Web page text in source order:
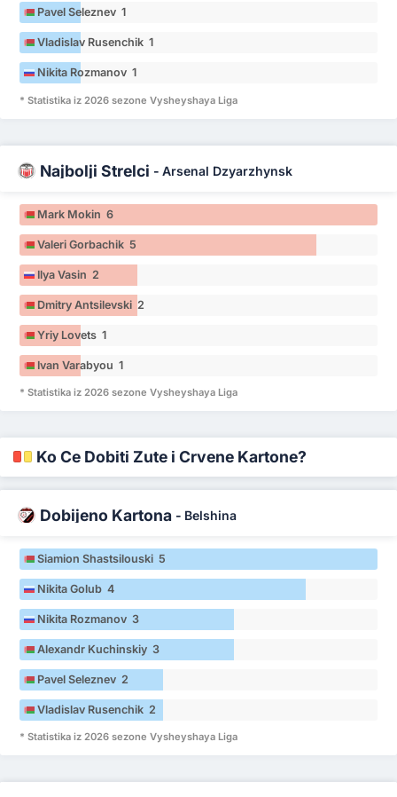
Pavel Seleznev 1
Vladislav Rusenchik 1
Nikita Rozmanov 1
* Statistika iz 2026 sezone Vysheyshaya Liga
Najbolji Strelci - Arsenal Dzyarzhynsk
Mark Mokin 6
Valeri Gorbachik 5
Ilya Vasin 2
Dmitry Antsilevski 2
Yriy Lovets 1
Ivan Varabyou 1
* Statistika iz 2026 sezone Vysheyshaya Liga
Ko Će Dobiti Žute i Crvene Kartone?
Dobijeno Kartona - Belshina
Siamion Shastsilouski 5
Nikita Golub 4
Nikita Rozmanov 3
Alexandr Kuchinskiy 3
Pavel Seleznev 2
Vladislav Rusenchik 2
* Statistika iz 2026 sezone Vysheyshaya Liga